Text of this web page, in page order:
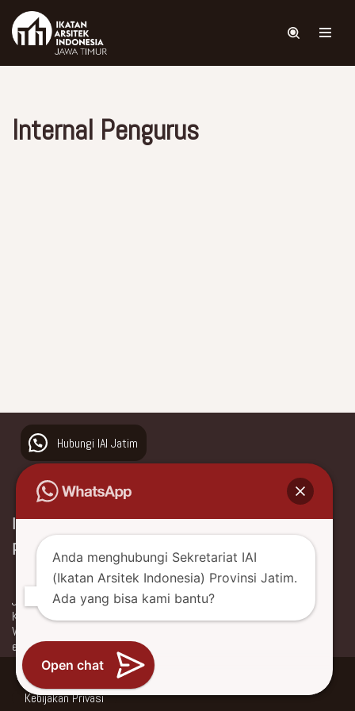
Skip
content
Internal Pengurus
Hubungi IAI Jatim
Ikatan Arsitek Indonesia
Provinsi Jawa Timur
Jl. Ngagel Jaya Utara No. 66
Kota Surabaya, Jawa Timur, Indonesia
WhatsApp +62 877 0477 3088
email: iaijatim.sekret@gmail.com
Neve| Powered by
Kebijakan Privasi
Anda menghubungi Sekretariat IAI
(Ikatan Arsitek Indonesia) Provinsi Jatim.
Ada yang bisa kami bantu?
Open chat